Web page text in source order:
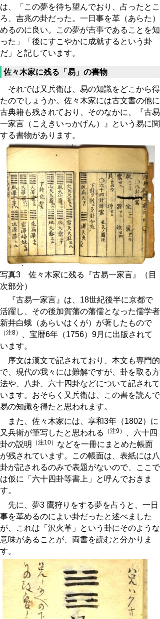
は、「この夢を待ち望んでおり、占ったとこ
ろ、吉兆の卦だった。一日事を革（あらた）
めるのに良い。この夢が吉事であることを知
った」「後にすこやかに成就するという卦
だ」と記しています。
佐々木家に残る「易」の書物
それでは又兵衛は、易の知識をどこから得
たのでしょうか。佐々木家には古文書の他に
古典籍も残されており、そのなかに、『古易
一家言（こえきいっかげん）』という易に関
する書物があります。
写真3 佐々木家に残る『古易一家言』（目
次部分）
『古易一家言』は、18世紀後半に京都で
活躍し、その後加賀藩の藩儒となった儒学者
新井白蛾（あらいはくが）が著したもので
（注8）
、宝暦6年（1756）9月に出版されて
います。
序文は漢文で記されており、本文も専門的
で、現代の我々には難解ですが、卦を取る方
法や、八卦、六十四卦などについて記されて
います。おそらく又兵衛は、この書を読んで
易の知識を得たと思われます。
また、佐々木家には、享和3年（1802）に
又兵衛が筆写したと思われる
（注9）
、六十四
卦の説明
（注10） などを一冊にまとめた帳面
が残されています。この帳面は、表紙には八
卦が記されるのみで表題がないので、ここで
は仮に「六十四卦等書上」と呼んでおきま
す。
先に、夢3 鷹狩りをする夢を占うと、一日
事を革めるのによい卦だったと述べました
が、これは「沢火革」という卦にそのような
意味があることが、両書を読むと分かりま
す。